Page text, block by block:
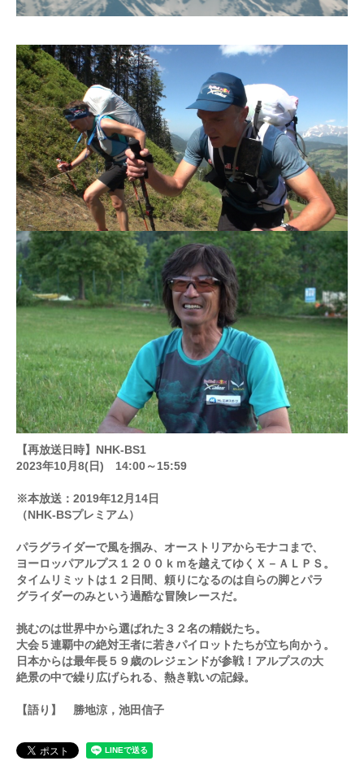
【再放送日時】NHK-BS1
2023年10月8(日) 14:00～15:59
※本放送：2019年12月14日
（NHK-BSプレミアム）
パラグライダーで風を掴み、オーストリアからモナコまで、
ヨーロッパアルプス１２００ｋｍを越えてゆくＸ－ＡＬＰＳ。
タイムリミットは１２日間、頼りになるのは自らの脚とパラ
グライダーのみという過酷な冒険レースだ。
挑むのは世界中から選ばれた３２名の精鋭たち。
大会５連覇中の絶対王者に若きパイロットたちが立ち向かう。
日本からは最年長５９歳のレジェンドが参戦！アルプスの大
絶景の中で繰り広げられる、熱き戦いの記録。
【語り】 勝地涼，池田信子